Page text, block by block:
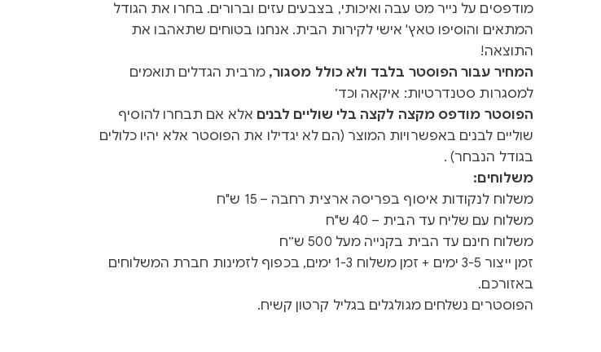
מודפסים על נייר מט עבה ואיכותי, בצבעים עזים וברורים. בחרו את הגודל
המתאים והוסיפו טאץ' אישי לקירות הבית. אנחנו בטוחים שתאהבו את
התוצאה!
המחיר עבור הפוסטר בלבד ולא כולל מסגור, מרבית הגדלים תואמים
למסגרות סטנדרטיות: איקאה וכד׳
הפוסטר מודפס מקצה לקצה בלי שוליים לבנים אלא אם תבחרו להוסיף
שוליים לבנים באפשרויות המוצר (הם לא יגדילו את הפוסטר אלא יהיו כלולים
בגודל הנבחר) .
משלוחים:
משלוח לנקודות איסוף בפריסה ארצית רחבה – 15 ש"ח
משלוח עם שליח עד הבית – 40 ש"ח
משלוח חינם עד הבית בקנייה מעל 500 ש״ח
זמן ייצור 3-5 ימים + זמן משלוח 1-3 ימים, בכפוף לזמינות חברת המשלוחים
באזורכם.
הפוסטרים נשלחים מגולגלים בגליל קרטון קשיח.